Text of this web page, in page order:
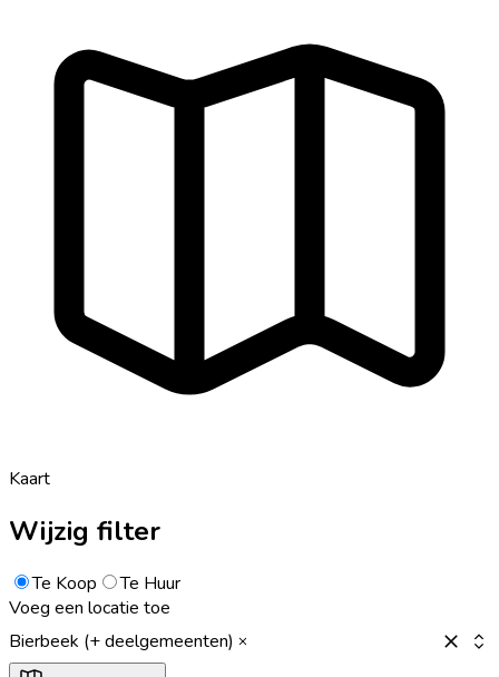
Kaart
Wijzig filter
Te Koop
Te Huur
Voeg een locatie toe
Bierbeek (+ deelgemeenten)